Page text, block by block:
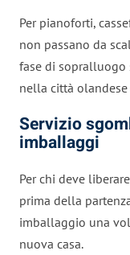
Per pianoforti,
non passano da
fase di sopralluogo
nella città
Servizio
imballaggi
Per chi deve
prima della
imballaggio una
nuova casa.